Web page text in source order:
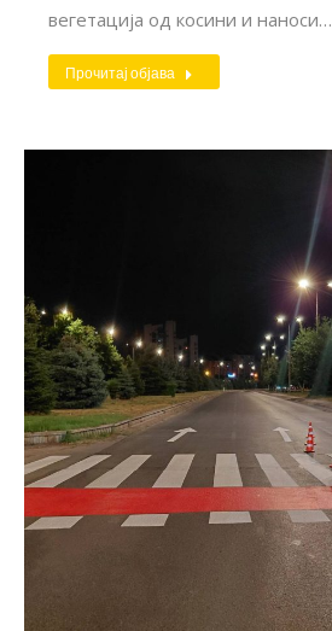
вегетација од косини и наноси…
Прочитај објава